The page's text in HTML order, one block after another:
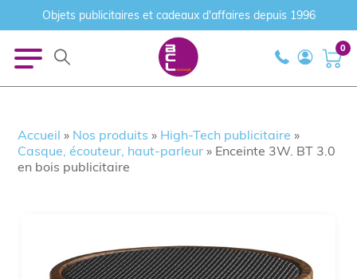
Objets publicitaires et cadeaux d'affaires depuis 1996
0
Accueil » Nos produits » High-Tech publicitaire »
Casque, écouteur, haut-parleur » Enceinte 3W. BT 3.0
en bois publicitaire